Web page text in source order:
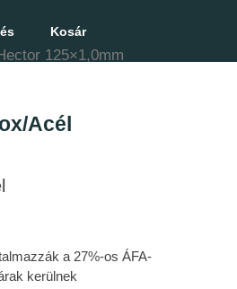
Kosár
125×1,0mm
Acél
a 27%-os ÁFA-
kerülnek